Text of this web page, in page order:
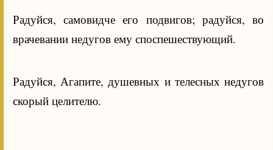
Радуйся, самовидче его подвигов; радуйся, во
врачевании недугов ему споспешествующий.
Радуйся, Агапите, душевных и телесных недугов
скорый целителю.